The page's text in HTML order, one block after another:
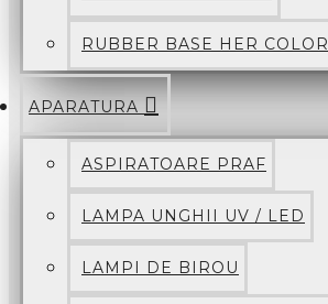
RUBBER BASE HER COLOR
APARATURA
ASPIRATOARE PRAF
LAMPA UNGHII UV / LED
LAMPI DE BIROU